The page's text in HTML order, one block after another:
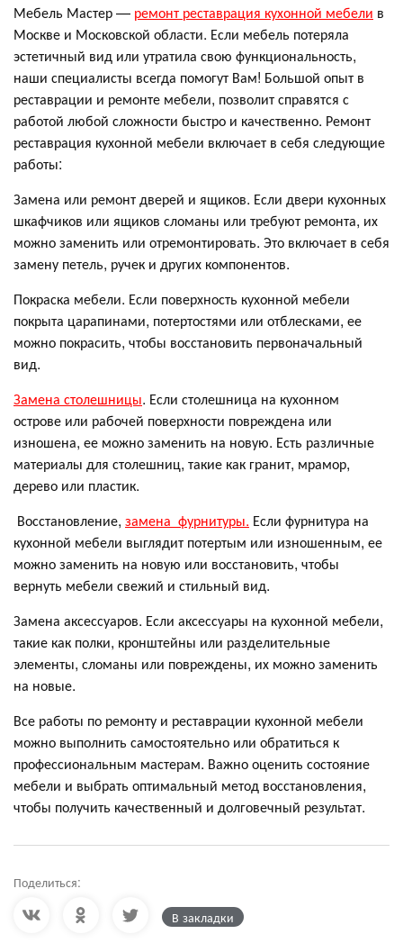
Мебель Мастер — ремонт реставрация кухонной мебели в
Москве и Московской области. Если мебель потеряла
эстетичный вид или утратила свою функциональность,
наши специалисты всегда помогут Вам! Большой опыт в
реставрации и ремонте мебели, позволит справятся с
работой любой сложности быстро и качественно. Ремонт
реставрация кухонной мебели включает в себя следующие
работы:
Замена или ремонт дверей и ящиков. Если двери кухонных
шкафчиков или ящиков сломаны или требуют ремонта, их
можно заменить или отремонтировать. Это включает в себя
замену петель, ручек и других компонентов.
Покраска мебели. Если поверхность кухонной мебели
покрыта царапинами, потертостями или отблесками, ее
можно покрасить, чтобы восстановить первоначальный
вид.
Замена столешницы. Если столешница на кухонном
острове или рабочей поверхности повреждена или
изношена, ее можно заменить на новую. Есть различные
материалы для столешниц, такие как гранит, мрамор,
дерево или пластик.
Восстановление, замена фурнитуры. Если фурнитура на
кухонной мебели выглядит потертым или изношенным, ее
можно заменить на новую или восстановить, чтобы
вернуть мебели свежий и стильный вид.
Замена аксессуаров. Если аксессуары на кухонной мебели,
такие как полки, кронштейны или разделительные
элементы, сломаны или повреждены, их можно заменить
на новые.
Все работы по ремонту и реставрации кухонной мебели
можно выполнить самостоятельно или обратиться к
профессиональным мастерам. Важно оценить состояние
мебели и выбрать оптимальный метод восстановления,
чтобы получить качественный и долговечный результат.
Поделиться:
В закладки